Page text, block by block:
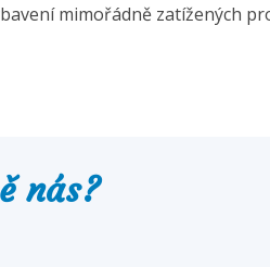
mimořádně zatížených
nás?